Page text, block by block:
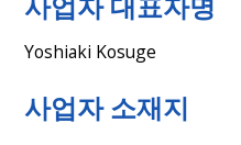
Yoshiaki Kosuge
사업자 소재지